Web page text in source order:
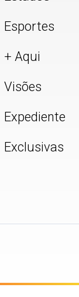
Esportes
+ Aqui
Visões
Expediente
Exclusivas